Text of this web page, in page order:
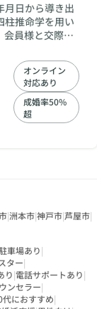
月日から導き出
柱推命学を用い
会員様と交際中
性格や本質の違
価値観の傾向を
することができ
。 「自分に合う
どういう人なの
オンライン
対応あり
成婚率50%
超
|洲本市|神戸市|芦屋市|
車場あり|
ター|
り|電話サポートあり|
ンセラー|
代におすすめ|